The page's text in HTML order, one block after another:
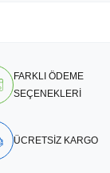
FARKLI ÖDEME
SEÇENEKLERİ
ÜCRETSİZ KARGO